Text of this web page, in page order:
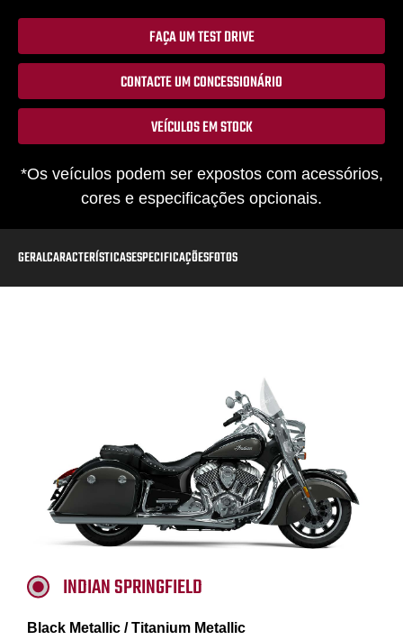
FAÇA UM TEST DRIVE
CONTACTE UM CONCESSIONÁRIO
VEÍCULOS EM STOCK
*Os veículos podem ser expostos com acessórios,
cores e especificações opcionais.
GERALCARACTERÍSTICASESPECIFICAÇÕESFOTOS
INDIAN SPRINGFIELD
Black Metallic / Titanium Metallic